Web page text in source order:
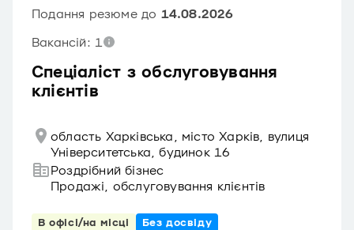
Спеціаліст з обслуговування
клієнтів
Подання резюме до 14.08.2026
Вакансій: 1
область Харківська, місто Харків, вулиця
Університетська, будинок 16
Роздрібний бізнес
Продажі, обслуговування клієнтів
В офісі/на місці
Без досвіду